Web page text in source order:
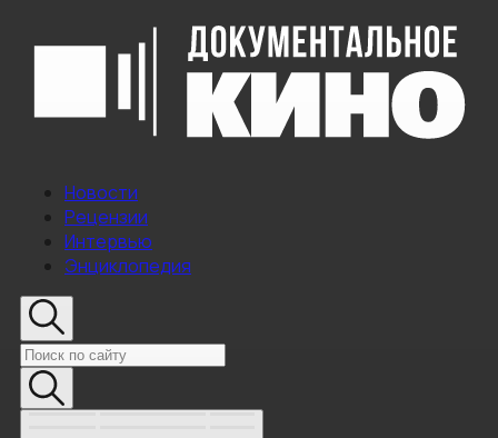
Новости
Рецензии
Интервью
Энциклопедия